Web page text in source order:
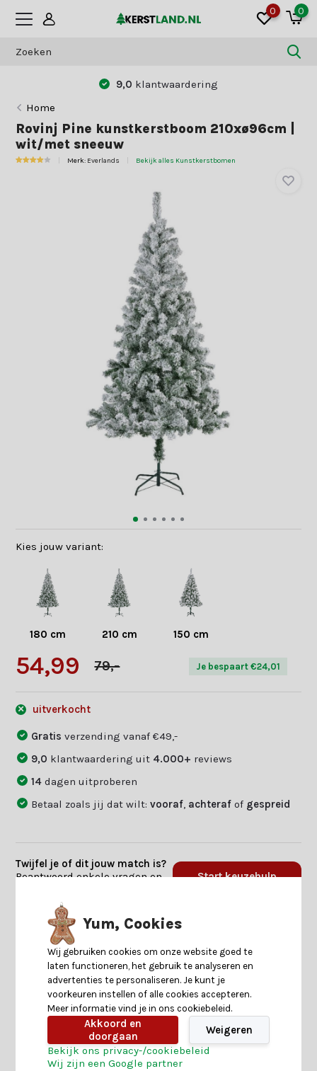
0 0
9,0 klantwaardering
Home
Rovinj Pine kunstkerstboom 210xø96cm |
wit/met sneeuw
Merk: Everlands Bekijk alles Kunstkerstbomen
Kies jouw variant:
180 cm 210 cm 150 cm
54,99 79,- Je bespaart €24,01
uitverkocht
Gratisverzending vanaf €49,-
9,0 klantwaardering uit 4.000+ reviews
14dagen uitproberen
Betaal zoals jij dat wilt:vooraf achteraf of gespreid
Twijfel je of dit jouw match is?
Beantwoord enkele vragen en
Start keuzehulp
Productomschrijving
Specificaties
Reviews
Yum, Cookies
Wij gebruiken cookies om onze website goed te
laten functioneren, het gebruik te analyseren en
advertenties te personaliseren. Je kunt je
voorkeuren instellen of alle cookies accepteren.
Meer informatie vind je in ons cookiebeleid.
Akkoord en
doorgaan
Weigeren
Bekijk ons privacy-/cookiebeleid
Wij zijn een Google partner